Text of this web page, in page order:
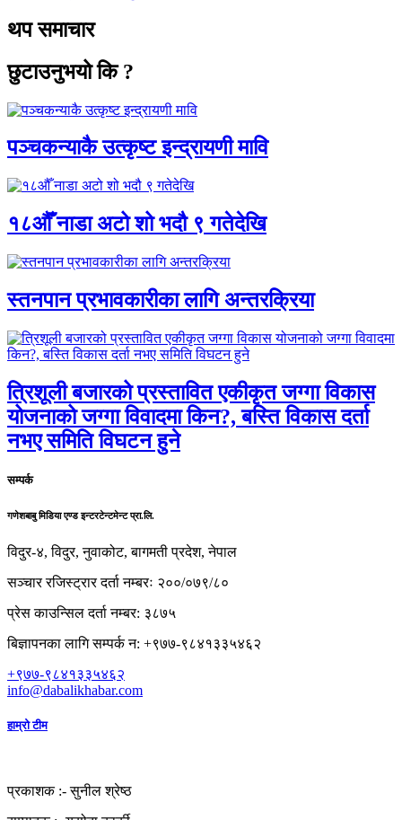
थप समाचार
छुटाउनुभयो कि ?
पञ्चकन्याकै उत्कृष्ट इन्द्रायणी मावि
१८औँ नाडा अटो शो भदौ ९ गतेदेखि
स्तनपान प्रभावकारीका लागि अन्तरक्रिया
त्रिशूली बजारको प्रस्तावित एकीकृत जग्गा विकास
योजनाको जग्गा विवादमा किन?, बस्ति विकास दर्ता
नभए समिति विघटन हुने
सम्पर्क
गणेशबाबु मिडिया एण्ड इन्टरटेन्टमेन्ट प्रा.लि.
विदुर-४, विदुर, नुवाकोट, बागमती प्रदेश, नेपाल
सञ्चार रजिस्ट्रार दर्ता नम्बरः २००/०७९/८०
प्रेस काउन्सिल दर्ता नम्बर: ३८७५
बिज्ञापनका लागि सम्पर्क न: +९७७-९८४१३३५४६२
+९७७-९८४१३३५४६२
info@dabalikhabar.com
हाम्रो टीम
प्रकाशक :-सुनील श्रेष्ठ